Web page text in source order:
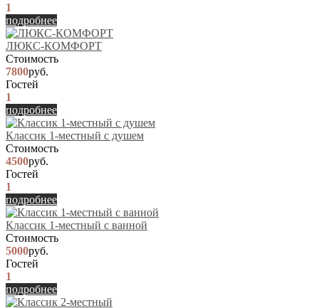
1
подробнее
ЛЮКС-КОМФОРТ
Стоимость
7800руб.
Гостей
1
подробнее
Классик 1-местный с душем
Стоимость
4500руб.
Гостей
1
подробнее
Классик 1-местный с ванной
Стоимость
5000руб.
Гостей
1
подробнее